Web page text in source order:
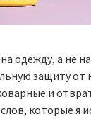
одежду, а не
защиту от
и
которые я